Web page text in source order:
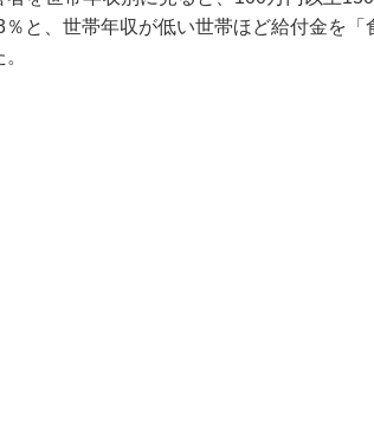
％と、世帯年収が低い世帯ほど給付金を